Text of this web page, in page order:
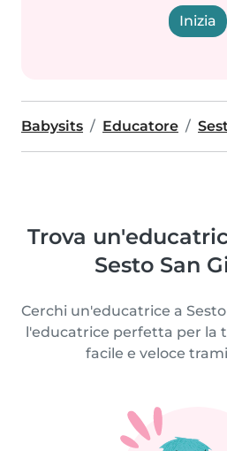
Inizia
Babysits Educatore
Trova
Sesto San
Cerchi un'educatrice a
l'educatrice perfetta per la
facile e veloce